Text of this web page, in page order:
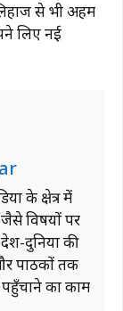
से भी अहम
लिए नई
के क्षेत्र में
विषयों पर
दुनिया की
पाठकों तक
का काम